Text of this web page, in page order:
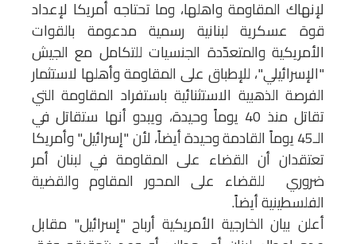
لإنهاك المقاومة واهلها، وما تحتاجه أمريكا لإعداد
قوة عسكرية لبنانية رسمية مدعومة بالقوات
الأمريكية والمتعدّدة الجنسيات للتكامل مع الجيش
"الإسرائيلي"، للإطباق على المقاومة وأهلها لاستثمار
الفرصة الذهبية الاستثنائية باستفراد المقاومة التي
تقاتل منذ 40 يوماً وحيدة، ويبدو أنها ستقاتل في
الـ45 يوماً القادمة وحيدة أيضاً، لأن "إسرائيل" وأمريكا
تعتقدان أن القضاء على المقاومة في لبنان أمر
ضروري للقضاء على المحور المقاوم والقضية
الفلسطينية أيضاً.
أعلن بيان الخارجية الأمريكية أرباح "إسرائيل" مقابل